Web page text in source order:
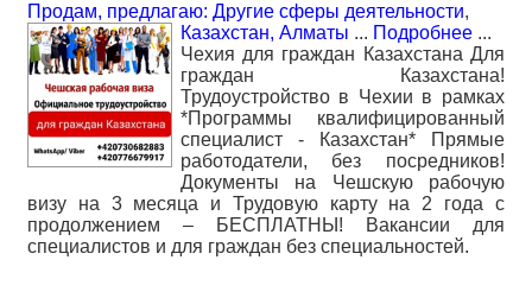
Продам, предлагаю: Другие сферы деятельности,
Казахстан, Алматы ... Подробнее ...
Чехия для граждан Казахстана Для
граждан Казахстана!
Трудоустройство в Чехии в рамках
*Программы квалифицированный
специалист - Казахстан* Прямые
работодатели, без посредников!
Документы на Чешскую рабочую
визу на 3 месяца и Трудовую карту на 2 года с
продолжением – БЕСПЛАТНЫ! Вакансии для
специалистов и для граждан без специальностей.